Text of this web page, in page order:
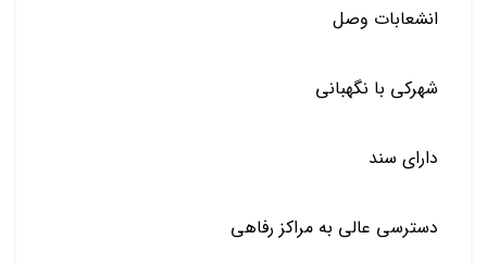
انشعابات وصل
شهرکی با نگهبانی
دارای سند
دسترسی عالی به مراکز رفاهی